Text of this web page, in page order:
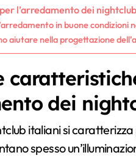
l’arredamento dei
in buone condizioni
aiutare nella progettazione
dei
italiani si
spesso